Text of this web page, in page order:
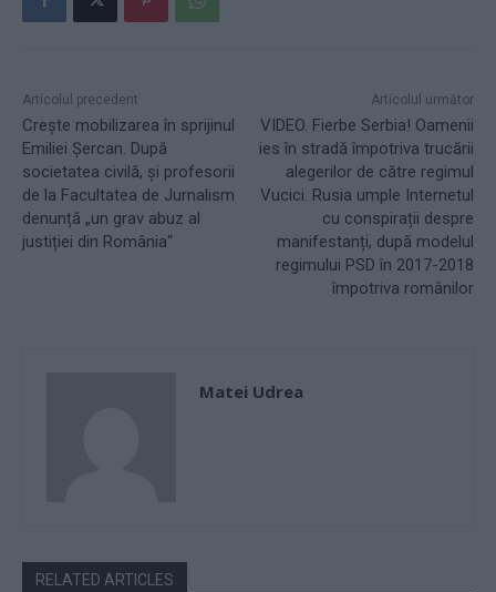
Articolul precedent
Crește mobilizarea în sprijinul
Emiliei Șercan. După
societatea civilă, și profesorii
de la Facultatea de Jurnalism
denunță „un grav abuz al
justiției din România“
Articolul următor
VIDEO. Fierbe Serbia! Oamenii
ies în stradă împotriva trucării
alegerilor de către regimul
Vucici. Rusia umple Internetul
cu conspirații despre
manifestanți, după modelul
regimului PSD în 2017-2018
împotriva românilor
Matei Udrea
RELATED ARTICLES